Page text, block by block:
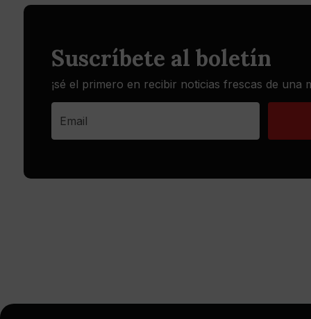
Suscríbete al boletín
¡sé el primero en recibir noticias frescas de una